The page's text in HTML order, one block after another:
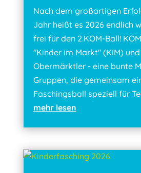
Nach dem großartigen
Jahr heißt es 2026 endlich
frei für den 2.KOM-Ball!
"Kinder im Markt" (KIM)
Obermärktler - eine bunte
Gruppen, die gemeinsam
Faschingsball speziell für
mehr lesen